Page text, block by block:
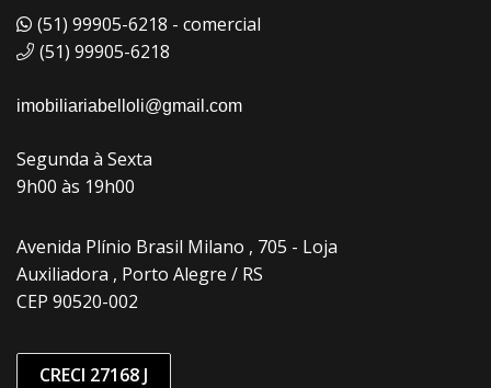
(51) 99905-6218 - comercial
(51) 99905-6218
imobiliariabelloli@gmail.com
Segunda à Sexta
9h00 às 19h00
Avenida Plínio Brasil Milano , 705 - Loja
Auxiliadora , Porto Alegre / RS
CEP 90520-002
CRECI 27168 J